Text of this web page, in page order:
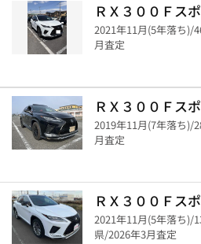
ＲＸ３００Ｆス
2021年11月(5年落ち)/
月査定
ＲＸ３００Ｆス
2019年11月(7年落ち)/
月査定
ＲＸ３００Ｆス
2021年11月(5年落ち)/
県/2026年3月査定